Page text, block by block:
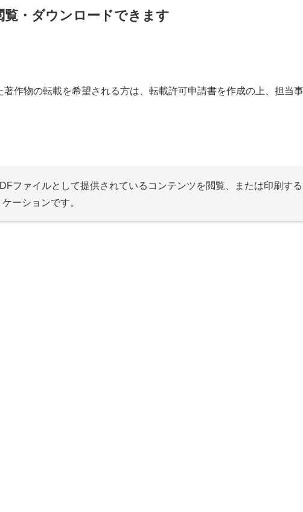
・ダウンロードできます
著作物の転載を希望される方は、転載許可申請書を作成の上、担当
ファイルとして提供されているコンテンツを閲覧、または印刷す
ケーションです。